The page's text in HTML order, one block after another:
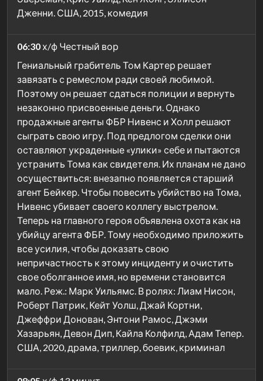
Дженни. США, 2015, комедия
06:30 х/ф Честный вор
Гениальный грабитель Том Картер решает
завязать с ремеслом ради своей любимой.
Поэтому он решает сдаться полиции и вернуть
незаконно присвоенные деньги. Однако
продажные агенты ФБР Нивенс и Холл решают
сыграть свою игру. Под предлогом сделки они
оставляют украденные «улики» себе и пытаются
устранить Тома как свидетеля. Их планам не дано
осуществиться: внезапно появляется старший
агент Бейкер. Чтобы повесить убийство на Тома,
Нивенс убивает своего коллегу выстрелом.
Теперь на главного героя объявлена охота как на
убийцу агента ФБР. Тому необходимо приложить
все усилия, чтобы доказать свою
непричастность к этому инциденту и очистить
свое оболганное имя, но времени становится
мало. Реж.: Марк Уильямс. В ролях: Лиам Нисон,
Роберт Патрик, Кейт Уолш, Джай Кортни,
Джеффри Донован, Энтони Рамос, Джэми
Хазарьян, Девон Дип, Кайла Колфилд, Адам Тепер.
США, 2020, драма, триллер, боевик, криминал